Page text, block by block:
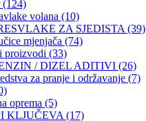
(124)
volana (10)
ZA SJEDISTA (39)
mjenjača (74)
proizvodi (33)
/ DIZEL ADITIVI (26)
za pranje i održavanje (7)
oprema (5)
KLJUČEVA (17)